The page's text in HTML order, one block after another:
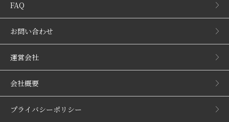
FAQ
お問い合わせ
運営会社
会社概要
プライバシーポリシー